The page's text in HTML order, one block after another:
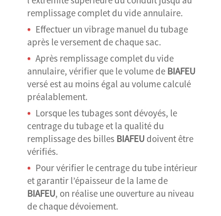
remplissage complet du vide annulaire.
Effectuer un vibrage manuel du tubage
après le versement de chaque sac.
Après remplissage complet du vide
annulaire, vérifier que le volume de BIAFEU
versé est au moins égal au volume calculé
préalablement.
Lorsque les tubages sont dévoyés, le
centrage du tubage et la qualité du
remplissage des billes BIAFEUdoivent être
vérifiés.
Pour vérifier le centrage du tube intérieur
et garantir l’épaisseur de la lame de
BIAFEU, on réalise une ouverture au niveau
de chaque dévoiement.